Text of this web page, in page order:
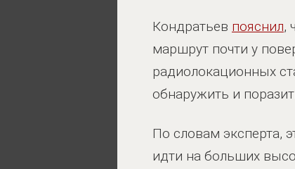
Кондратьев пояснил,
маршрут почти у
радиолокационных
обнаружить и
По словам эксперта,
идти на больших